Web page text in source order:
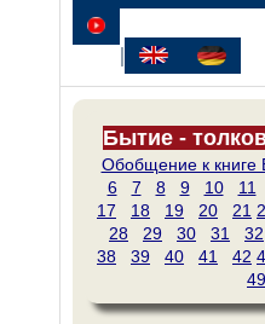
|
Бытие -
Обобщение к книге
6
7 8 9 10 11
17
18 19 20 21
28
29 30 31 32
38
39 40 41 42
49